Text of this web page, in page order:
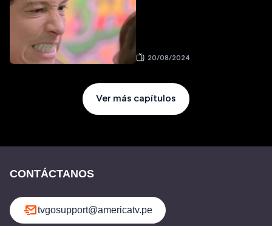
20/08/2024
Ver más capítulos
CONTÁCTANOS
tvgosupport@americatv.pe